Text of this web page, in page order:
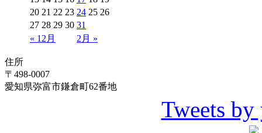
« 12月 2月 »
20 21 22 23 24 25 26
27 28 29 30 31
住所
〒498-0007
愛知県弥富市鎌倉町62番地
Tweets